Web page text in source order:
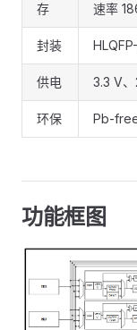
存
速率
封装
供电 3.3 V、
环保 Pb-
功能框图